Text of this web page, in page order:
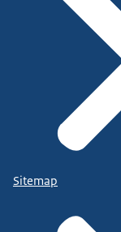
Sitemap